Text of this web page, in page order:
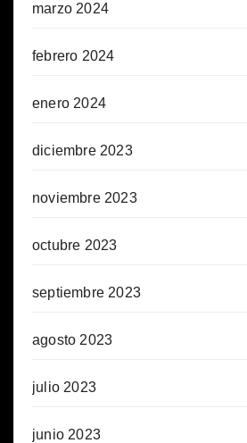
marzo 2024
febrero 2024
enero 2024
diciembre 2023
noviembre 2023
octubre 2023
septiembre 2023
agosto 2023
julio 2023
junio 2023